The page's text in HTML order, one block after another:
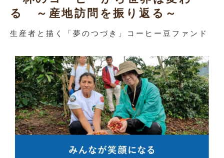
る ～産地訪問を振り返る～
生産者と描く「夢のつづき」コーヒー豆ファンド